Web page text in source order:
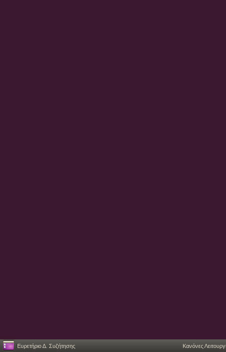
Ευρετήριο Δ. Συζήτησης Κανόνες